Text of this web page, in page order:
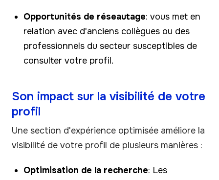
Opportunités de réseautage: vous met en
relation avec d'anciens collègues ou des
professionnels du secteur susceptibles de
consulter votre profil.
Son impact sur la visibilité de votre
profil
Une section d'expérience optimisée améliore la
visibilité de votre profil de plusieurs manières :
Optimisation de la recherche: Les